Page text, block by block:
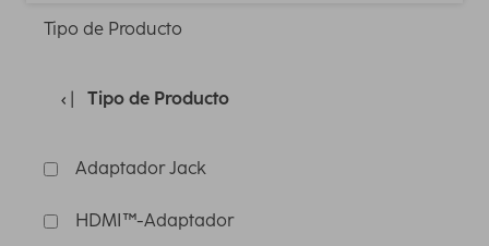
Tipo de Producto
Tipo de Producto
Adaptador Jack
HDMI™-Adaptador